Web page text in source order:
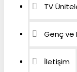
TV
Genç ve
İletişim